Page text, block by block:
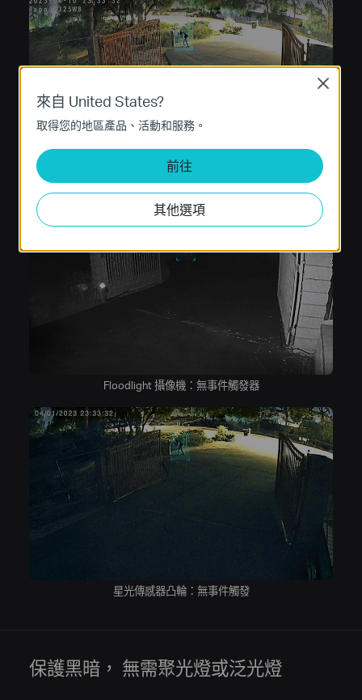
Tapo C325WB 實際鏡頭
Floodlight 攝像機：無事件觸發器
星光傳感器凸輪：無事件觸發
保護黑暗， 無需聚光燈或泛光燈
來自 United States?
取得您的地區產品、活動和服務。
前往
其他選項
Close